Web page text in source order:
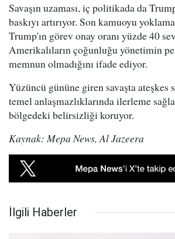
Savaşın uzaması, iç politikada da
baskıyı artırıyor. Son kamuoyu
Trump'ın görev onay oranı yüzde 40
Amerikalıların çoğunluğu yönetimin
memnun olmadığını ifade ediyor.
Yüzüncü gününe giren savaşta ateşkes
temel anlaşmazlıklarında ilerleme
bölgedeki belirsizliği koruyor.
Kaynak: Mepa News, Al Jazeera
İlgili Haberler